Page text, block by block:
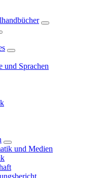
und Sprachen
und Medien